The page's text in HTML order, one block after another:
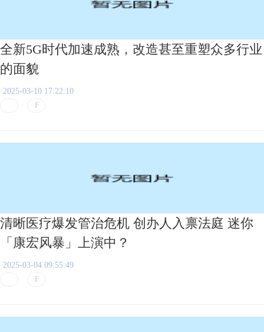
全新5G时代加速成熟，改造甚至重塑众多行业
的面貌
2025-03-10 17:22:10
清晰医疗爆发管治危机 创办人入禀法庭 迷你
「康宏风暴」上演中？
2025-03-04 09:55:49